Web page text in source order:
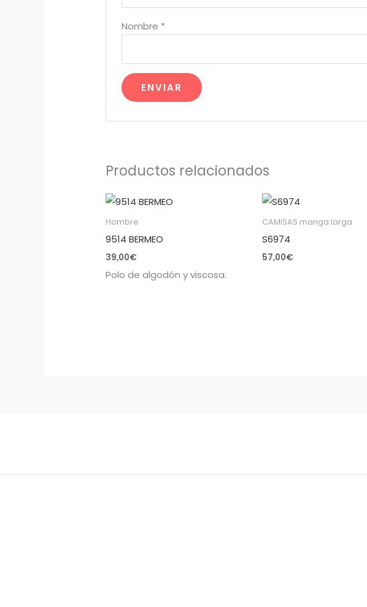
Nombre *
Productos relacionados
Hombre
9514 BERMEO
39,00€
Polo de algodón y viscosa.
CAMISAS manga larga
S6974
57,00€